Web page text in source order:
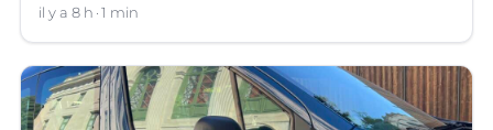
il y a 8 h 1 min